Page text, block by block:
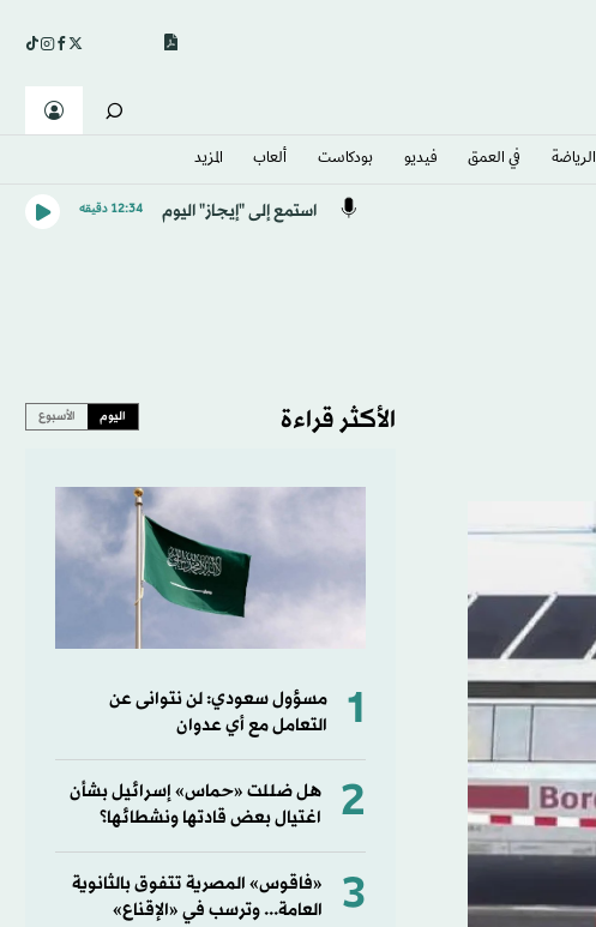
الرياضة في العمق فيديو بودكاست ألعاب المزيد
استمع إلى "إيجاز" اليوم 12:34 دقيقه
الأكثر قراءة اليوم الأسبوع
1
مسؤول سعودي: لن نتوانى عن
التعامل مع أي عدوان
2
هل ضللت «حماس» إسرائيل بشأن
اغتيال بعض قادتها ونشطائها؟
3
«فاقوس» المصرية تتفوق بالثانوية
العامة... وترسب في «الإقناع»